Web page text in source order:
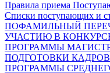
Правила приема
Списки поступающих и
ПОФАМИЛЬНЫЙ
УЧАСТИЮ В
ПРОГРАММЫ
ПОДГОТОВКИ
ПРОГРАММЫ